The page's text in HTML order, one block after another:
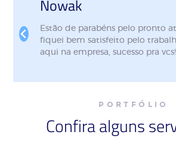
Nowak
Estão de parabéns pelo pronto
fiquei bem satisfeito pelo